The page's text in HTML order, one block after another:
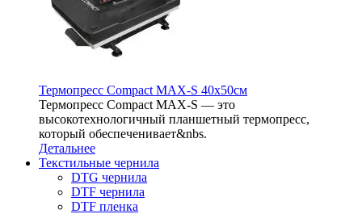
Термопресс Compact MAX-S 40х50см
Термопресс Compact MAX-S — это
высокотехнологичный планшетный термопресс,
который обеспеченивает&nbs.
Детальнее
Текстильные чернила
DTG чернила
DTF чернила
DTF пленка